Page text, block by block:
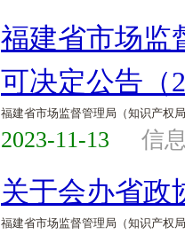
福建省市场监
可决定公告（
福建省市场监督管理局（知识产权
2023-11-13 信
关于会办省政
福建省市场监督管理局（知识产权